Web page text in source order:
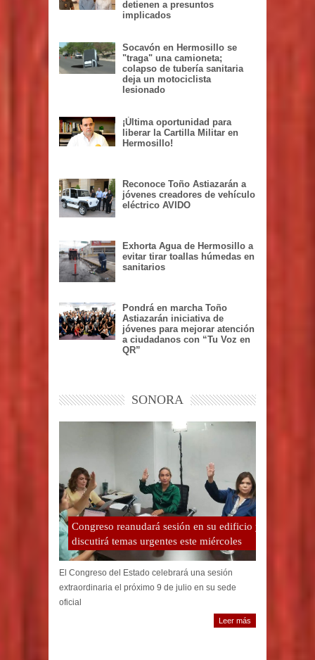
detienen a presuntos
implicados
Socavón en Hermosillo se
"traga" una camioneta;
colapso de tubería sanitaria
deja un motociclista
lesionado
¡Última oportunidad para
liberar la Cartilla Militar en
Hermosillo!
Reconoce Toño Astiazarán a
jóvenes creadores de vehículo
eléctrico AVIDO
Exhorta Agua de Hermosillo a
evitar tirar toallas húmedas en
sanitarios
Pondrá en marcha Toño
Astiazarán iniciativa de
jóvenes para mejorar atención
a ciudadanos con “Tu Voz en
QR”
SONORA
Congreso reanudará sesión en su edificio y
discutirá temas urgentes este miércoles
El Congreso del Estado celebrará una sesión
extraordinaria el próximo 9 de julio en su sede
oficial
Leer más